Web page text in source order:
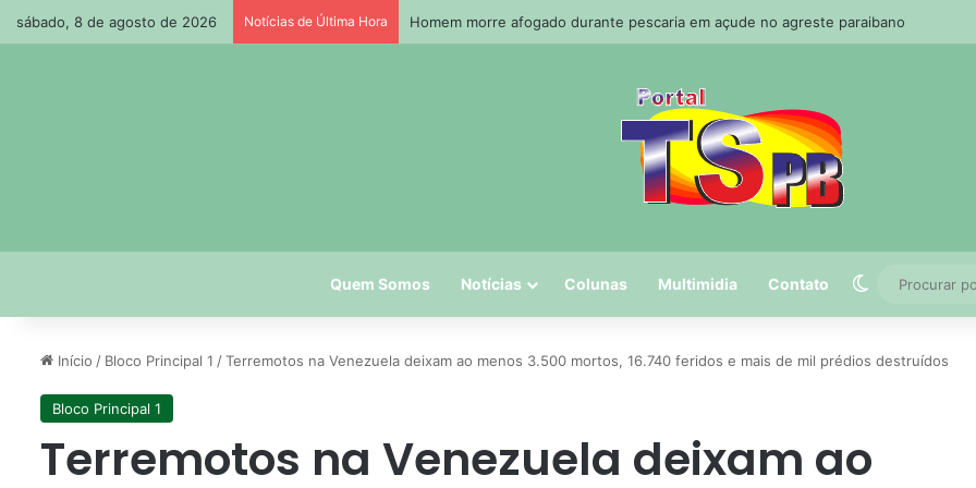
sábado, 8 de agosto de 2026 Notícias de Última Hora Homem morre afogado durante pescaria em açude no agreste paraibano
Quem Somos Notícias Colunas Multimidia Contato Switch skin
Início / Bloco Principal 1 /Terremotos na Venezuela deixam ao menos 3.500 mortos, 16.740 feridos e mais de mil prédios destruídos
Bloco Principal 1
Terremotos na Venezuela deixam ao